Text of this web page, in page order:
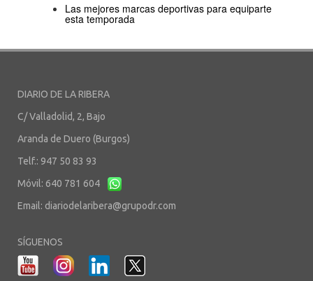
Las mejores marcas deportivas para equiparte
esta temporada
DIARIO DE LA RIBERA
C/ Valladolid, 2, Bajo
Aranda de Duero (Burgos)
Telf.: 947 50 83 93
Móvil: 640 781 604
Email: diariodelaribera@grupodr.com
SÍGUENOS